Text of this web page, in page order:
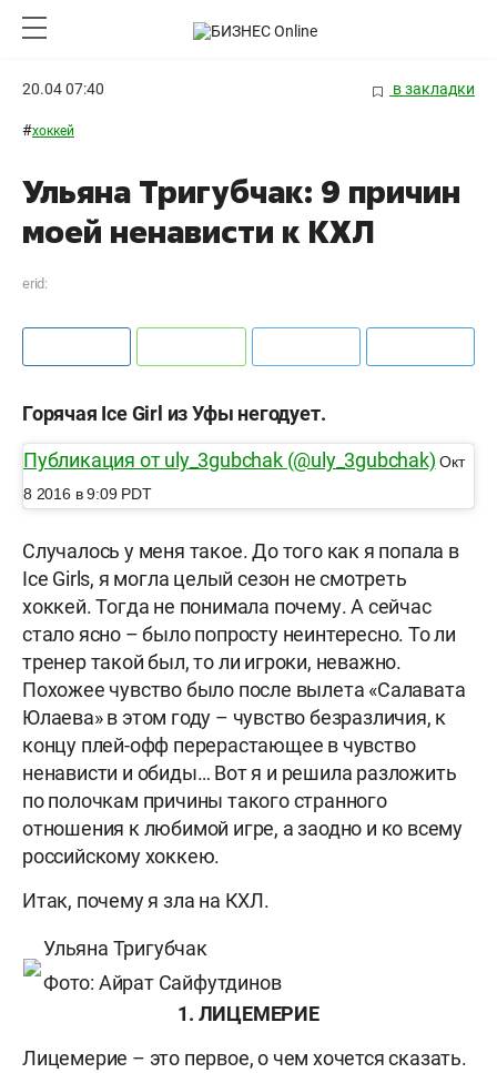
20.04 07:40 в закладки
#хоккей
Ульяна Тригубчак: 9 причин
моей ненависти к КХЛ
erid:
Горячая Ice Girl из Уфы негодует.
Публикация от uly_3gubchak (@uly_3gubchak) Окт
8 2016 в 9:09 PDT
Случалось у меня такое. До того как я попала в
Ice Girls, я могла целый сезон не смотреть
хоккей. Тогда не понимала почему. А сейчас
стало ясно – было попросту неинтересно. То ли
тренер такой был, то ли игроки, неважно.
Похожее чувство было после вылета «Салавата
Юлаева» в этом году – чувство безразличия, к
концу плей-офф перерастающее в чувство
ненависти и обиды… Вот я и решила разложить
по полочкам причины такого странного
отношения к любимой игре, а заодно и ко всему
российскому хоккею.
Итак, почему я зла на КХЛ.
Ульяна Тригубчак
Фото: Айрат Сайфутдинов
1. ЛИЦЕМЕРИЕ
Лицемерие – это первое, о чем хочется сказать.